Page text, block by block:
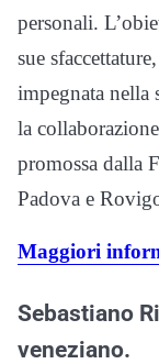
personali.
sue
impegnata nella
la
promossa dalla
Padova e
Maggiori
Sebastiano
veneziano.